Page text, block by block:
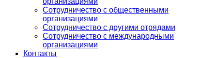
Сотрудничество с общественными
организациями
Сотрудничество с другими отрядами
Сотрудничество с международными
организациями
Контакты